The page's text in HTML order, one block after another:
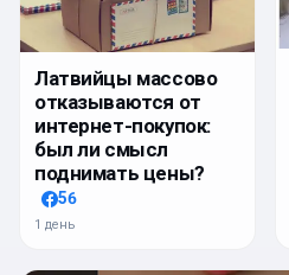
Латвийцы массово
отказываются от
интернет-покупок:
был ли смысл
поднимать цены?
56
1 день